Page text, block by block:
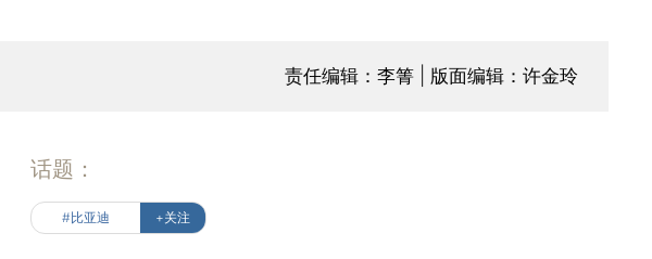
责任编辑：李箐 | 版面编辑：许金玲
话题：
#比亚迪 +关注